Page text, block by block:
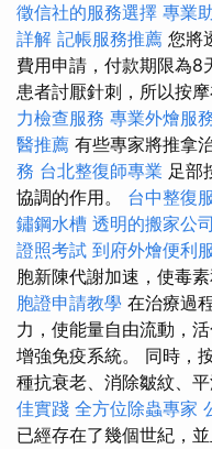
徵信社的服務選擇 專業
詳解 記帳服務推薦 您將
費用申請，付款期限為8
患者討厭針刺，所以按
力檢查服務 專業外燴服
醫推薦 有些專家將推拿
務 台北整復師專業 足部
協調的作用。 台中整復
鏽鋼水槽 透明的搬家公
證照考試 到府外燴便利
胞新陳代謝加速，使毒
胞證申請教學 在治療過
力，使能量自由流動，
增強免疫系統。 同時，
種抗衰老、消除皺紋、
佳實踐 全方位除蟲專家
已經存在了幾個世紀，